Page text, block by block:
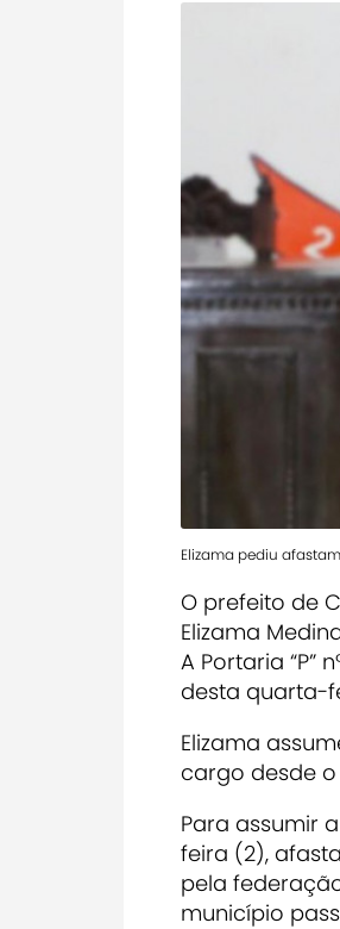
Elizama pediu
O prefeito de
Elizama
A Portaria “P”
desta quarta-
Elizama
cargo desde o
Para assumir
feira (2),
pela
município